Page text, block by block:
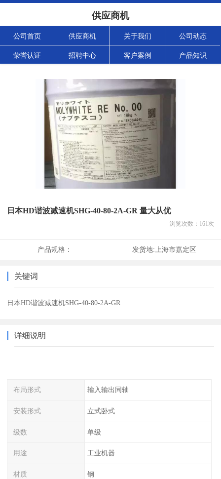
供应商机
公司首页 供应商机 关于我们 公司动态
荣誉认证 招聘中心 客户案例 产品知识
日本HD谐波减速机SHG-40-80-2A-GR 量大从优
浏览次数： 161次
产品规格： 发货地: 上海市嘉定区
关键词
日本HD谐波减速机SHG-40-80-2A-GR
详细说明
布局形式 输入输出同轴
安装形式 立式卧式
级数 单级
用途 工业机器
材质 钢